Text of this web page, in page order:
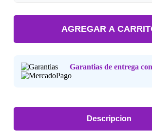
Tipo de producto:Producto Importado.
Tiempo de entrega:Estimado de 7 a 15
Consulta nuestra Politica de Devoluciones.
AGREGAR A
Garantias de entrega con
Descripcion